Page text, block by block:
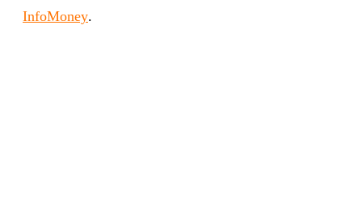
InfoMoney.